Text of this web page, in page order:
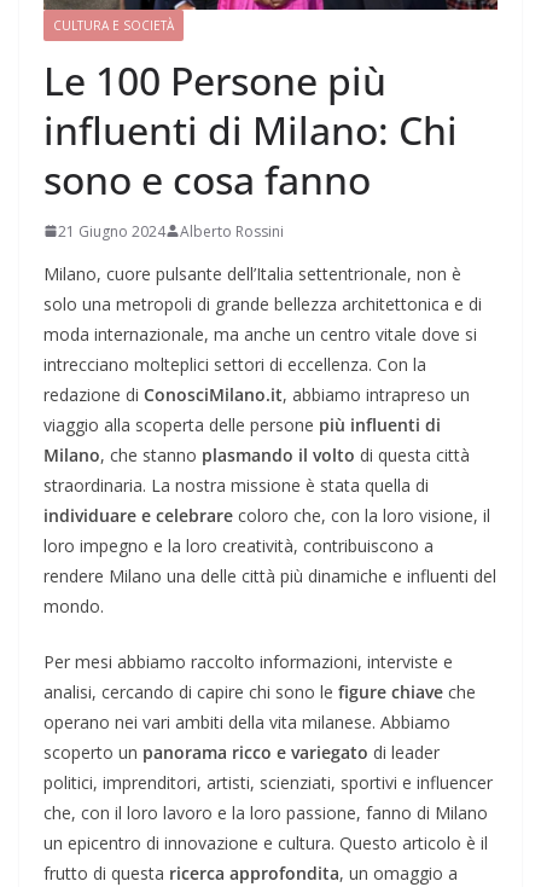
CULTURA E SOCIETÀ
Le 100 Persone più
influenti di Milano: Chi
sono e cosa fanno
21 Giugno 2024 Alberto Rossini
Milano, cuore pulsante dell’Italia settentrionale, non è
solo una metropoli di grande bellezza architettonica e di
moda internazionale, ma anche un centro vitale dove si
intrecciano molteplici settori di eccellenza. Con la
redazione di ConosciMilano.it, abbiamo intrapreso un
viaggio alla scoperta delle persone più influenti di
Milano, che stanno plasmando il volto di questa città
straordinaria. La nostra missione è stata quella di
individuare e celebrare coloro che, con la loro visione, il
loro impegno e la loro creatività, contribuiscono a
rendere Milano una delle città più dinamiche e influenti del
mondo.
Per mesi abbiamo raccolto informazioni, interviste e
analisi, cercando di capire chi sono le figure chiave che
operano nei vari ambiti della vita milanese. Abbiamo
scoperto un panorama ricco e variegato di leader
politici, imprenditori, artisti, scienziati, sportivi e influencer
che, con il loro lavoro e la loro passione, fanno di Milano
un epicentro di innovazione e cultura. Questo articolo è il
frutto di questa ricerca approfondita, un omaggio a